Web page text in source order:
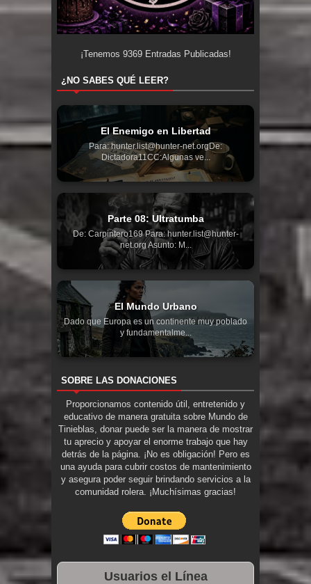
¡Tenemos 9369Entradas Publicadas!
¿NO SABES QUÉ LEER?
El Enemigo en Libertad
Para: hunter.list@hunter-net.orgDe:
Dictadora11CC:Algunas ve...
Parte 08: Ultratumba
De: Carpintero169 Para: hunter.list@hunter-
net.org Asunto: M...
El Mundo Urbano
Dado que Europa es un continente muy poblado
y fundamentalme...
SOBRE LAS DONACIONES
Proporcionamos contenido útil, entretenido y
educativo de manera gratuita sobre Mundo de
Tinieblas, donar puede ser la manera de mostrar
tu aprecio y apoyar el enorme trabajo que hay
detrás de la página. ¡No es obligación! Pero es
una ayuda para cubrir costos de mantenimiento
y asegura poder seguir brindando servicios a la
comunidad rolera. ¡Muchísimas gracias!
Usuarios el Línea